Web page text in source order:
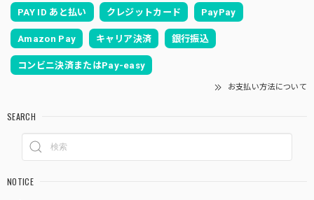
PAY ID あと払い クレジットカード PayPay
Amazon Pay キャリア決済 銀行振込
コンビニ決済またはPay-easy
お支払い方法について
SEARCH
NOTICE